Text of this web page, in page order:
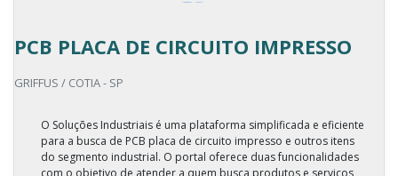
PCB PLACA DE CIRCUITO IMPRESSO
GRIFFUS / COTIA - SP
O Soluções Industriais é uma plataforma simplificada e eficiente
para a busca de PCB placa de circuito impresso e outros itens
do segmento industrial. O portal oferece duas funcionalidades
com o objetivo de atender a quem busca produtos e serviços